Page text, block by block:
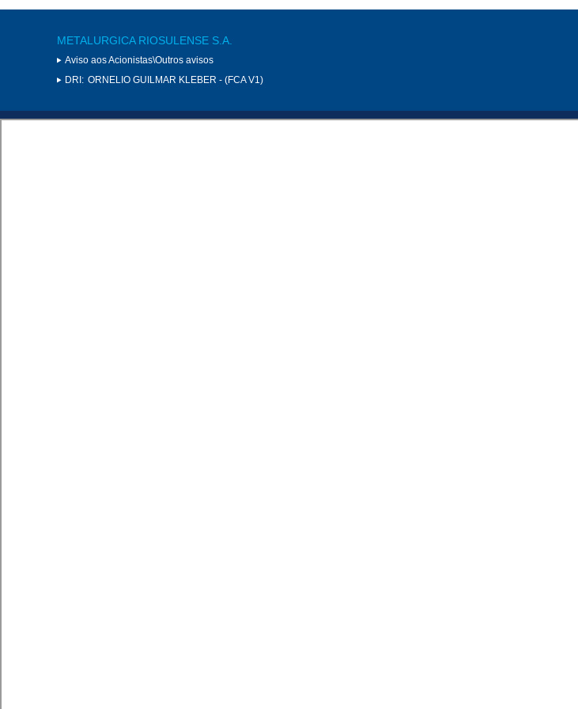
METALURGICA RIOSULENSE S.A.
Aviso aos Acionistas\Outros avisos
DRI: ORNELIO GUILMAR KLEBER - (FCA V1)